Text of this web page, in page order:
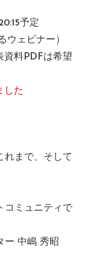
予定
ウェビナー）
料PDFは希望
した
まで、そして
ミュニティで
中嶋 秀昭